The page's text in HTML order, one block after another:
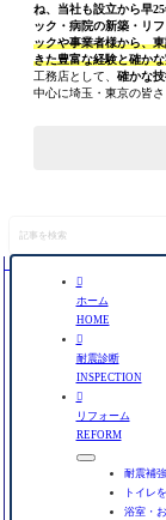
ね、当社も設立から早
ック・病院の新築・リ
ックや事業者様から、
きた豊富な経験と確か
工務店として、 確かな
中心に埼玉・東京の皆
を
検

ホーム
HOME

耐震診断
INSPECTION

リフォーム
REFORM
耐震補強
トイレ
浴室・